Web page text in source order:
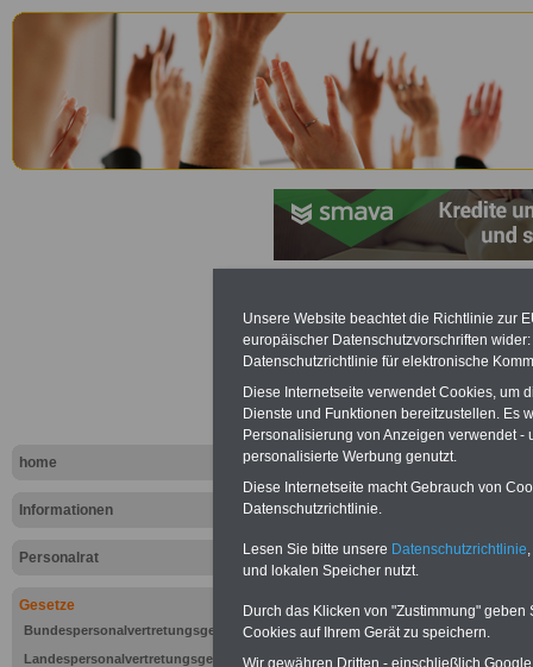
home
Informationen
Personalrat
Gesetze
Bundespersonalvertretungsgesetz
Landespersonalvertretungsgesetz
Unsere Website beachtet die Richtlinie zur
europäischer Datenschutzvorschriften
Datenschutzrichtlinie für elektronische
Diese Internetseite verwendet Cookies, um
Dienste und Funktionen bereitzustellen. Es
Personalisierung von Anzeigen verwendet
personalisierte Werbung genutzt.
Diese Internetseite macht Gebrauch von
Datenschutzrichtlinie.
Lesen Sie bitte unsere Datenschutzrichtlinie
und lokalen Speicher nutzt.
Durch das Klicken von "Zustimmung"
Cookies auf Ihrem Gerät zu speichern.
Wir gewähren Dritten - einschließlich